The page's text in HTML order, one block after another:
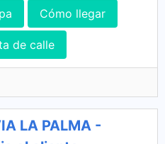
Cómo llegar
de calle
LA PALMA -